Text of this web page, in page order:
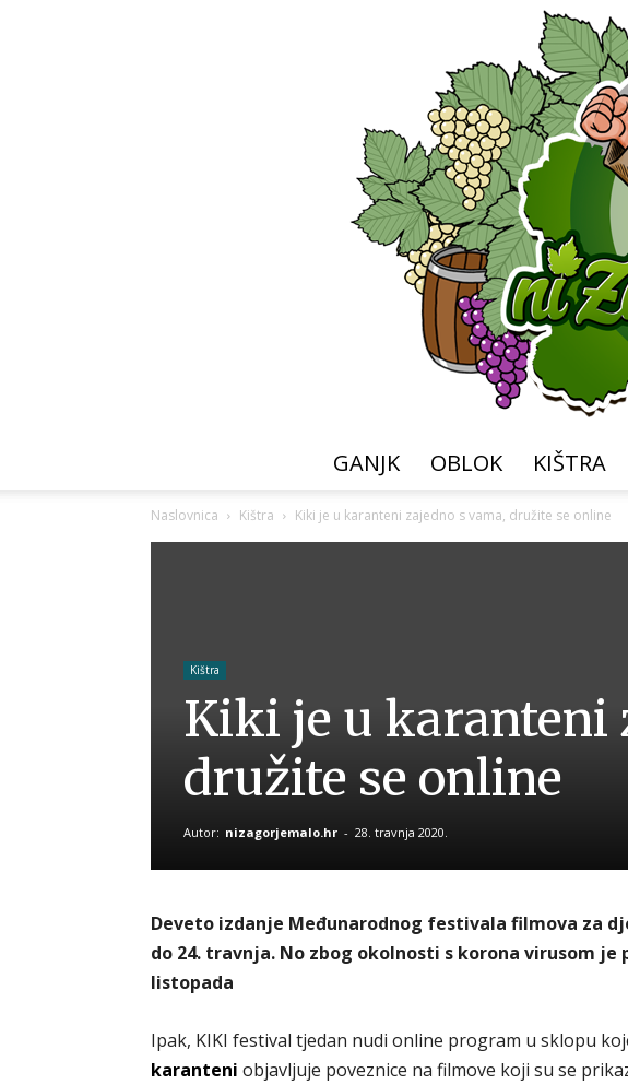
GANJK OBLOK KIŠTRA
Naslovnica Kištra Kiki je u karanteni zajedno s vama, družite se online
Kištra
Kiki je u karanteni
družite se online
Autor: nizagorjemalo.hr - 28. travnja 2020.
Deveto izdanje Međunarodnog festivala filmova za
do 24. travnja. No zbog okolnosti s korona virusom je
listopada
Ipak, KIKI festival tjedan nudi online program u sklopu
karanteni objavljuje poveznice na filmove koji su se